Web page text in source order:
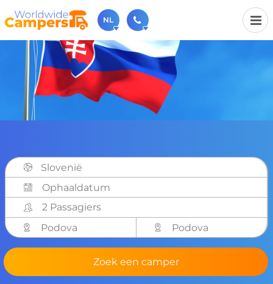
NL
030-6974964
Bel ons gerust (beschikbaar ma t/m vr van 9u tot 17u).
sales@worldwidecampers.com
Je kunt ons natuurlijk ook altijd een mailtje sturen.
Slovenië
2 Passagiers
Podova
Podova
Zoek een camper